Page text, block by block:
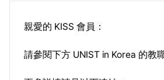
親愛的 KISS 會員：
請參閱下方 UNIST in Korea 的教